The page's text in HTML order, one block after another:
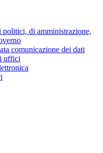
di amministrazione,
comunicazione dei dati
uffici